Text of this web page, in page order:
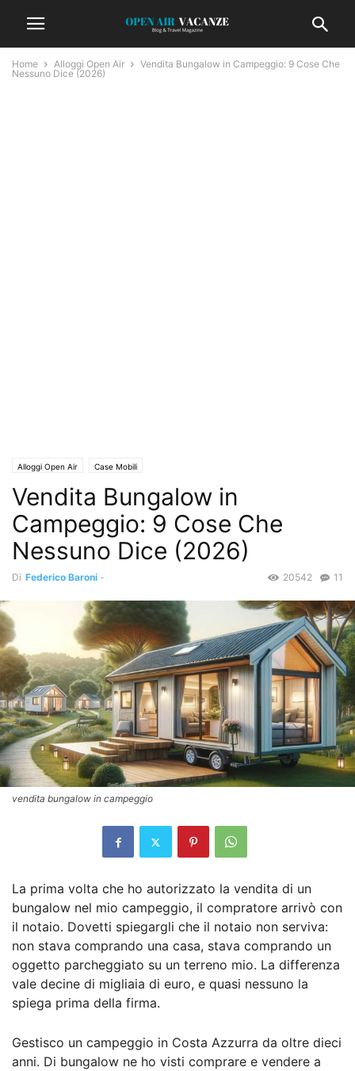
Home Alloggi Open Air
Vendita Bungalow in Campeggio: 9 Cose Che
Nessuno Dice (2026)
Alloggi Open Air Case Mobili
Vendita Bungalow in
Campeggio: 9 Cose Che
Nessuno Dice (2026)
Di Federico Baroni - 11
20542
vendita bungalow in campeggio
La prima volta che ho autorizzato la vendita di un
bungalow nel mio campeggio, il compratore arrivò con
il notaio. Dovetti spiegargli che il notaio non serviva:
non stava comprando una casa, stava comprando un
oggetto parcheggiato su un terreno mio. La differenza
vale decine di migliaia di euro, e quasi nessuno la
spiega prima della firma.
Gestisco un campeggio in Costa Azzurra da oltre dieci
anni. Di bungalow ne ho visti comprare e vendere a